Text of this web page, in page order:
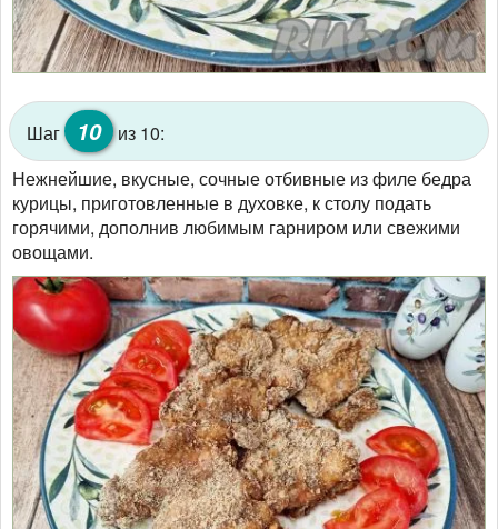
Шаг 10 из 10:
Нежнейшие, вкусные, сочные отбивные из филе бедра
курицы, приготовленные в духовке, к столу подать
горячими, дополнив любимым гарниром или свежими
овощами.